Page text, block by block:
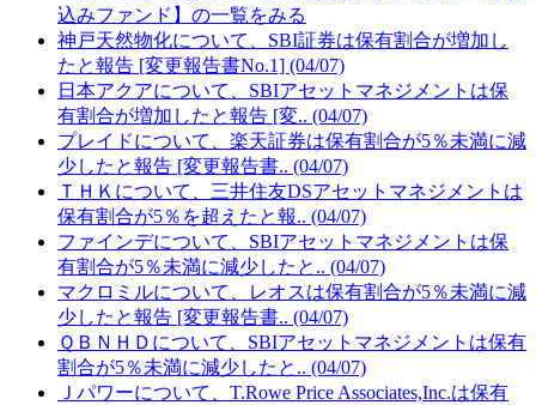
込みファンド】の一覧をみる
神戸天然物化について、SBI証券は保有割合が増加し
たと報告 [変更報告書No.1] (04/07)
日本アクアについて、SBIアセットマネジメントは保
有割合が増加したと報告 [変.. (04/07)
プレイドについて、楽天証券は保有割合が5％未満に減
少したと報告 [変更報告書.. (04/07)
ＴＨＫについて、三井住友DSアセットマネジメントは
保有割合が5％を超えたと報.. (04/07)
ファインデについて、SBIアセットマネジメントは保
有割合が5％未満に減少したと.. (04/07)
マクロミルについて、レオスは保有割合が5％未満に減
少したと報告 [変更報告書.. (04/07)
ＱＢＮＨＤについて、SBIアセットマネジメントは保有
割合が5％未満に減少したと.. (04/07)
Ｊパワーについて、T.Rowe Price Associates,Inc.は保有